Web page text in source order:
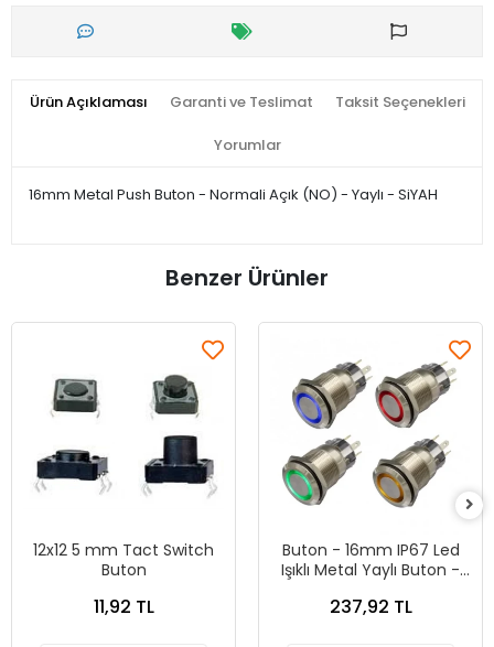
Ürün Açıklaması Garanti ve Teslimat Taksit Seçenekleri
Yorumlar
16mm Metal Push Buton - Normali Açık (NO) - Yaylı - SiYAH
Benzer Ürünler
12x12 5 mm Tact Switch
Buton
11,92 TL
Buton - 16mm IP67 Led
Işıklı Metal Yaylı Buton -
237,92 TL